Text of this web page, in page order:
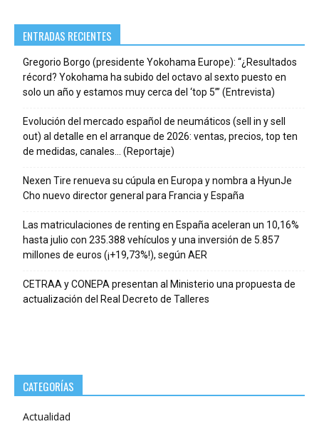
ENTRADAS RECIENTES
Gregorio Borgo (presidente Yokohama Europe): “¿Resultados
récord? Yokohama ha subido del octavo al sexto puesto en
solo un año y estamos muy cerca del ‘top 5’” (Entrevista)
Evolución del mercado español de neumáticos (sell in y sell
out) al detalle en el arranque de 2026: ventas, precios, top ten
de medidas, canales… (Reportaje)
Nexen Tire renueva su cúpula en Europa y nombra a HyunJe
Cho nuevo director general para Francia y España
Las matriculaciones de renting en España aceleran un 10,16%
hasta julio con 235.388 vehículos y una inversión de 5.857
millones de euros (¡+19,73%!), según AER
CETRAA y CONEPA presentan al Ministerio una propuesta de
actualización del Real Decreto de Talleres
CATEGORÍAS
Actualidad